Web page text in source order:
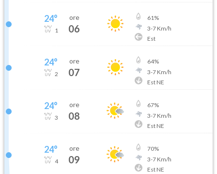
24°
1
ore
06
61%
3-7Km/h
Est
24°
2
ore
07
64%
3-7Km/h
Est NE
24°
3
ore
08
67%
3-7Km/h
Est NE
24°
4
ore
09
70%
3-7Km/h
Est NE